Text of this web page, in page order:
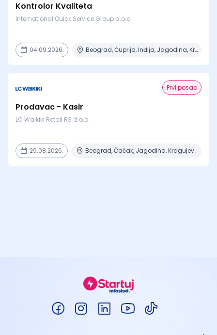
Kontrolor Kvaliteta
International Quick Service Group d.o.o.
04.09.2026. Beograd, Ćuprija, Inđija, Jagodina, Kragujevac + 14 mesta
Prvi posao
Prodavac - Kasir
LC Waikiki Retail RS d.o.o.
29.08.2026. Beograd, Čačak, Jagodina, Kragujevac, Kruševac + 15 mesta